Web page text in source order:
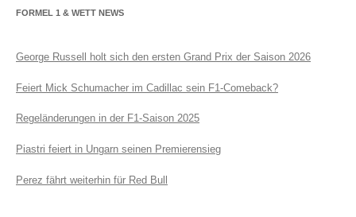
FORMEL 1 & WETT NEWS
George Russell holt sich den ersten Grand Prix der Saison 2026
Feiert Mick Schumacher im Cadillac sein F1-Comeback?
Regeländerungen in der F1-Saison 2025
Piastri feiert in Ungarn seinen Premierensieg
Perez fährt weiterhin für Red Bull